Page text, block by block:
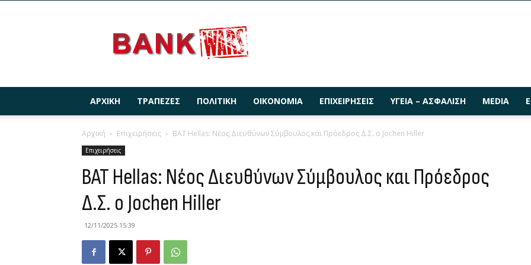
ΑΡΧΙΚΉ ΤΡΆΠΕΖΕΣ ΠΟΛΙΤΙΚΉ ΟΙΚΟΝΟΜΊΑ ΕΠΙΧΕΙΡΉΣΕΙΣ ΥΓΕΊΑ – ΑΣΦΆΛΙΣΗ MEDIA
Αρχική Επιχειρήσεις BAT Hellas: Νέος Διευθύνων Σύμβουλος και Πρόεδρος Δ.Σ. ο Jochen Hiller
Επιχειρήσεις
BAT Hellas: Νέος Διευθύνων Σύμβουλος και Πρόεδρος
Δ.Σ. ο Jochen Hiller
12/11/2025 15:39